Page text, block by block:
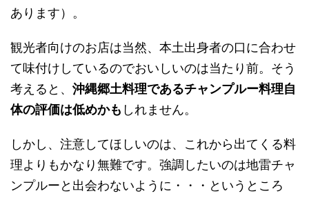
あります）。
観光者向けのお店は当然、本土出身者の口に合わせ
て味付けしているのでおいしいのは当たり前。そう
考えると、 沖縄郷土料理であるチャンプルー料理自
体の評価は低めかも しれません。
しかし、注意してほしいのは、これから出てくる料
理よりもかなり無難です。強調したいのは地雷チャ
ンプルーと出会わないように・・・というところ